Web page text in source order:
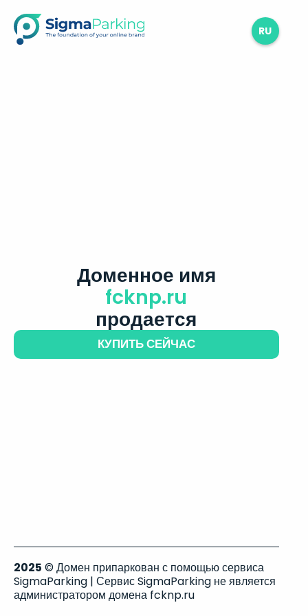
RU
Доменное имя
fcknp.ru
продается
КУПИТЬ СЕЙЧАС
2025 © Домен припаркован с помощью сервиса
SigmaParking | Сервис SigmaParking не является
администратором домена fcknp.ru